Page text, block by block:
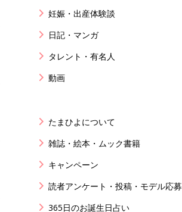
妊娠・出産体験談
日記・マンガ
タレント・有名人
動画
たまひよについて
雑誌・絵本・ムック書籍
キャンペーン
読者アンケート・投稿・モデル応募
365日のお誕生日占い